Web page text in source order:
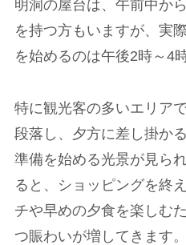
明洞の屋台は、午前中か
を持つ方もいますが、実
を始めるのは午後2時～4
特に観光客の多いエリア
段落し、夕方に差し掛か
準備を始める光景が見ら
ると、ショッピングを終
チや早めの夕食を楽しむ
つ賑わいが増してきます。